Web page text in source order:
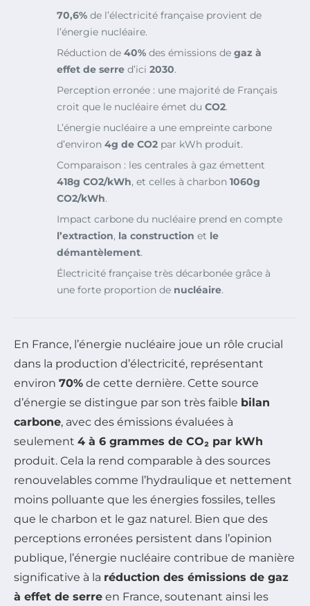
70,6% de l’électricité française provient de
l’énergie nucléaire.
Réduction de 40% des émis­sions de gaz à
effet de serre d’ici 2030.
Perception erronée : une majorité de Français
croit que le nucléaire émet du CO2.
L’énergie nucléaire a une empreinte carbone
d’environ 4g de CO2 par kWh produit.
Comparaison : les centrales à gaz émettent
418g CO2/kWh, et celles à charbon 1060g
CO2/kWh.
Impact carbone du nucléaire prend en compte
l’extraction, la construction et le
démantèlement.
Électricité française très décarbonée grâce à
une forte proportion de nucléaire.
En France, l’énergie nucléaire joue un rôle crucial
dans la production d’électricité, représentant
environ 70% de cette dernière. Cette source
d’énergie se distingue par son très faible bilan
carbone, avec des émissions évaluées à
seulement 4 à 6 grammes de CO₂ par kWh
produit. Cela la rend comparable à des sources
renouvelables comme l’hydraulique et nettement
moins polluante que les énergies fossiles, telles
que le charbon et le gaz naturel. Bien que des
perceptions erronées persistent dans l’opinion
publique, l’énergie nucléaire contribue de manière
significative à la réduction des émissions de gaz
à effet de serre en France, soutenant ainsi les